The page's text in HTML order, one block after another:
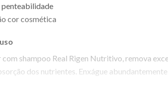
cor cosmética
com shampoo Real Rigen Nutritivo, remova
dos nutrientes. Enxágue